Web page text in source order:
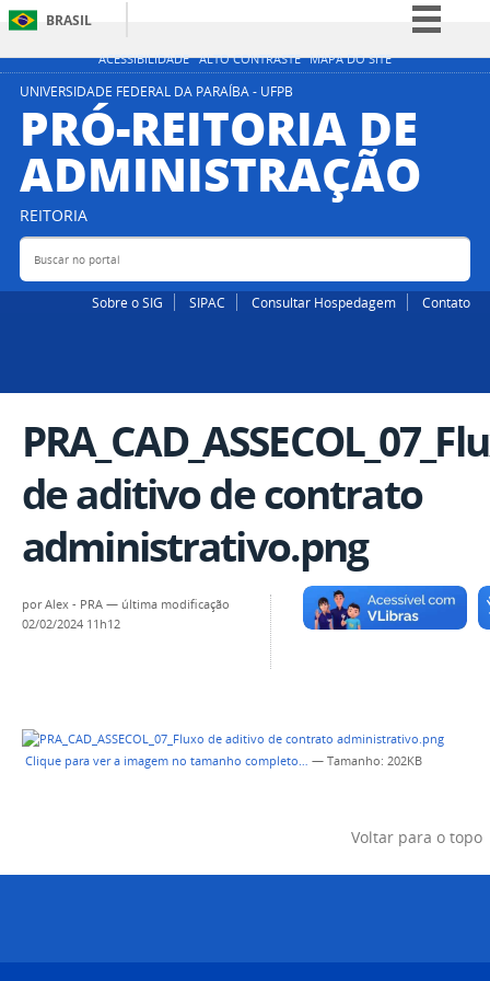
ACESSIBILIDADE ALTO CONTRASTE MAPA DO SITE
BRASIL
Simplifique!
Participe
Acesso à informação
Legislação
UNIVERSIDADE FEDERAL DA PARAÍBA - UFPB
PRÓ-REITORIA DE
ADMINISTRAÇÃO
REITORIA
Buscar no portal
Sobre o SIG SIPAC Consultar Hospedagem Contato
de aditivo de contrato
administrativo.png
porAlex - PRA — última modificação
02/02/2024 11h12
Clique para ver a imagem no tamanho completo… — Tamanho: 202KB
Voltar para o topo